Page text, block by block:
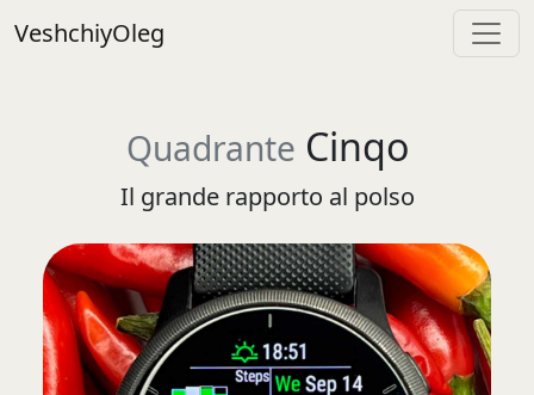
VeshchiyOleg
Quadrante Cinqo
Il grande rapporto al polso